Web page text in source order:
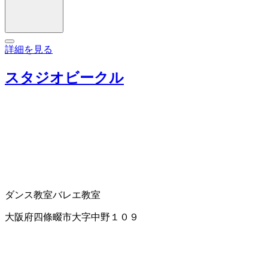
詳細を見る
スタジオビークル
ダンス教室バレエ教室
大阪府四條畷市大字中野１０９